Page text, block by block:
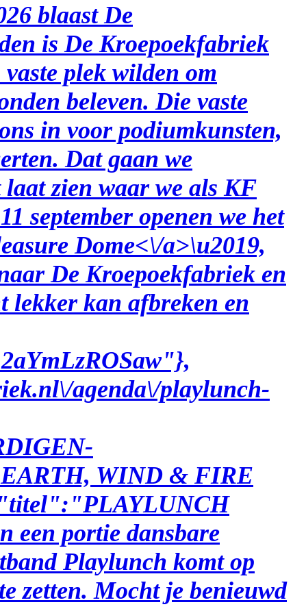
blaast De
is De Kroepoekfabriek
plek wilden om
beleven. Die vaste
in voor podiumkunsten,
Dat gaan we
zien waar we als KF
september openen we het
Dome<\/a>\u2019,
De Kroepoekfabriek en
lekker kan afbreken en
agenda\/playlunch-
WIND & FIRE
een portie dansbare
Playlunch komt op
zetten. Mocht je benieuwd